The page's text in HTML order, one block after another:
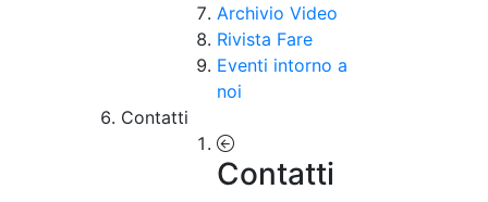
Archivio Video
Rivista Fare
Eventi intorno a
noi
Contatti
Contatti